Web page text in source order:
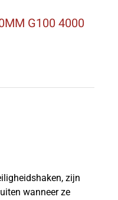
G100 4000
zijn
wanneer ze